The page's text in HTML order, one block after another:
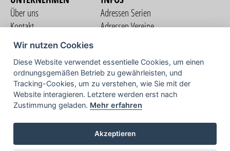
Über uns
Kontakt
Nutzungsbedingungen
Datenschutzerklärung
Impressum
Adressen Serien
Adressen Vereine
COMMUNITY
TV
Wir nutzen Cookies
Diese Website verwendet essentielle Cookies, um einen
ordnungsgemäßen Betrieb zu gewährleisten, und
Tracking-Cookies, um zu verstehen, wie Sie mit der
Website interagieren. Letztere werden erst nach
Zustimmung geladen. Mehr erfahren
Akzeptieren